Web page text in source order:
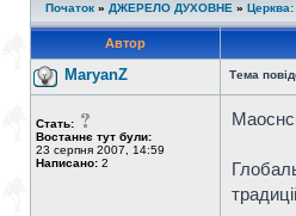
Початок » ДЖЕРЕЛО ДУХОВНЕ » Церква:
Автор
MaryanZ Тема
Стать:
Востаннє тут були:
23 серпня 2007, 14:59
Написано: 2